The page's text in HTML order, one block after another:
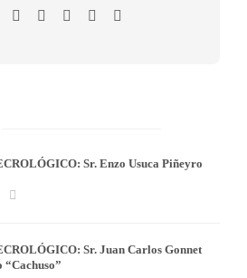
Sr. Enzo Usuca Piñeyro
Sr. Juan Carlos Gonnet